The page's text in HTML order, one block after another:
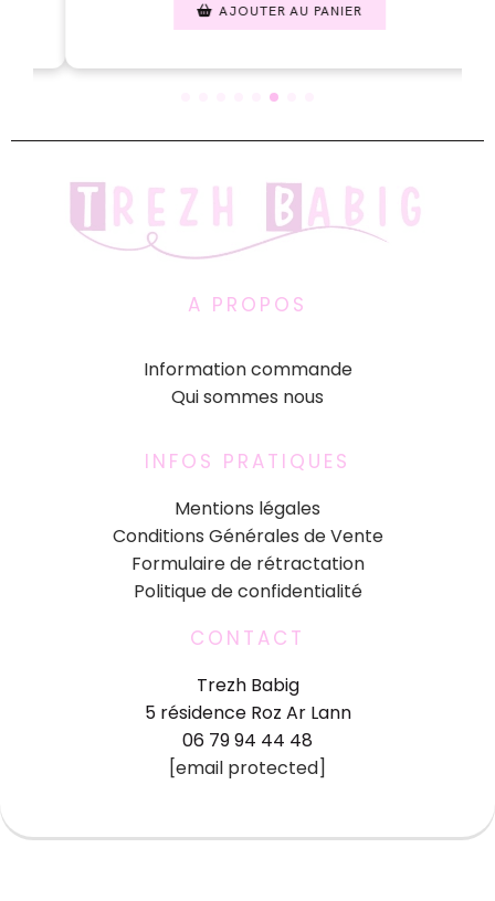
AJOUTER AU PANIER
A PROPOS
Information commande
Qui sommes nous
INFOS PRATIQUES
Mentions légales
Conditions Générales de Vente
Formulaire de rétractation
Politique de confidentialité
CONTACT
Trezh Babig
5 résidence Roz Ar Lann
06 79 94 44 48
[email protected]